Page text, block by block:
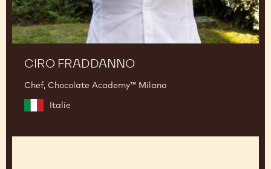
CIRO FRADDANNO
Chef, Chocolate Academy™ Milano
Italie